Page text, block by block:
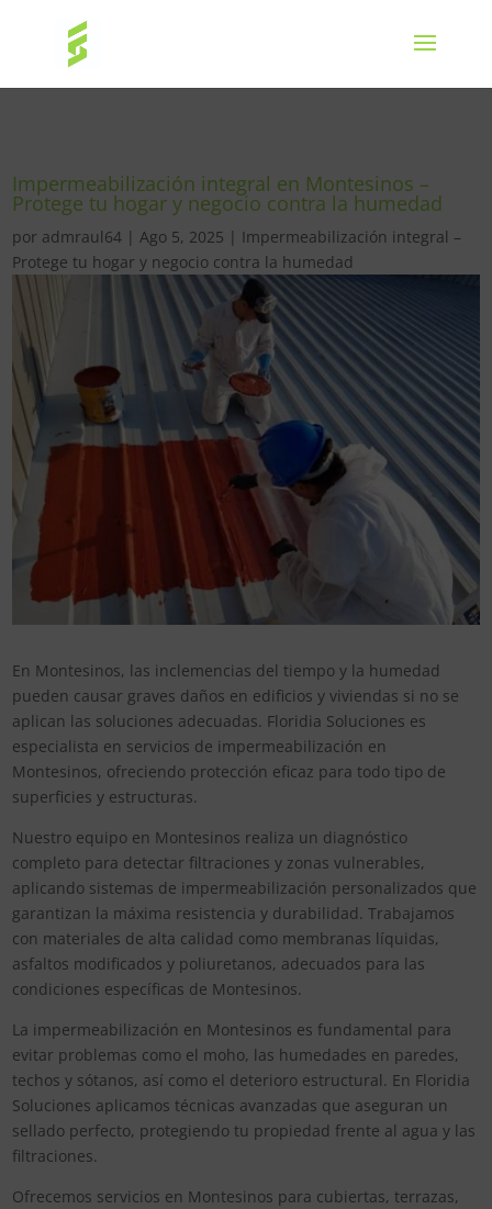
Impermeabilización integral en Montesinos –
Protege tu hogar y negocio contra la humedad
por admraul64 |Ago 5, 2025 | Impermeabilización integral –
Protege tu hogar y negocio contra la humedad
En Montesinos, las inclemencias del tiempo y la humedad
pueden causar graves daños en edificios y viviendas si no se
aplican las soluciones adecuadas. Floridia Soluciones es
especialista en servicios de impermeabilización en
Montesinos, ofreciendo protección eficaz para todo tipo de
superficies y estructuras.
Nuestro equipo en Montesinos realiza un diagnóstico
completo para detectar filtraciones y zonas vulnerables,
aplicando sistemas de impermeabilización personalizados que
garantizan la máxima resistencia y durabilidad. Trabajamos
con materiales de alta calidad como membranas líquidas,
asfaltos modificados y poliuretanos, adecuados para las
condiciones específicas de Montesinos.
La impermeabilización en Montesinos es fundamental para
evitar problemas como el moho, las humedades en paredes,
techos y sótanos, así como el deterioro estructural. En Floridia
Soluciones aplicamos técnicas avanzadas que aseguran un
sellado perfecto, protegiendo tu propiedad frente al agua y las
filtraciones.
Ofrecemos servicios en Montesinos para cubiertas, terrazas,